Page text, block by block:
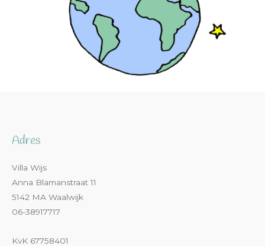
Adres
Villa Wijs
Anna Blamanstraat 11
5142 MA Waalwijk
06-38917717
KvK 67758401